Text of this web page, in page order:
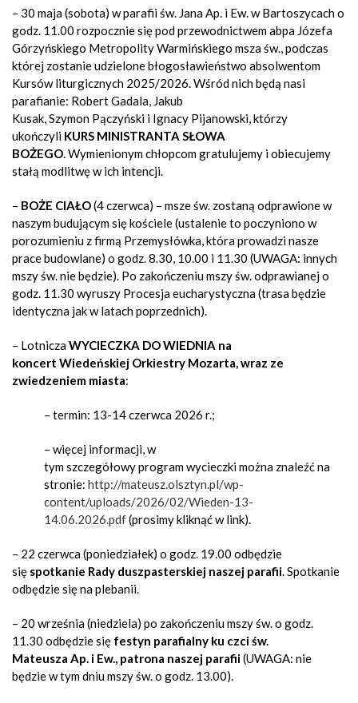
– 30 maja (sobota) w parafii św. Jana Ap. i Ew. w Bartoszycach o
godz. 11.00 rozpocznie się pod przewodnictwem abpa Józefa
Górzyńskiego Metropolity Warmińskiego msza św., podczas
której zostanie udzielone błogosławieństwo absolwentom
Kursów liturgicznych 2025/2026. Wśród nich będą nasi
parafianie: Robert Gadala, Jakub
Kusak, Szymon Pączyński i Ignacy Pijanowski, którzy
ukończyli KURS MINISTRANTA SŁOWA
BOŻEGO. Wymienionym chłopcom gratulujemy i obiecujemy
stałą modlitwę w ich intencji.
– BOŻE CIAŁO(4 czerwca) – msze św. zostaną odprawione w
naszym budującym się kościele(ustalenie to poczyniono w
porozumieniu z firmą Przemysłówka, która prowadzi nasze
prace budowlane) o godz. 8.30, 10.00 i 11.30 (UWAGA: innych
mszy św. nie będzie). Po zakończeniu mszy św. odprawianej o
godz. 11.30 wyruszy Procesja eucharystyczna (trasa będzie
identyczna jak w latach poprzednich).
– LotniczaWYCIECZKA DO WIEDNIA na
koncert Wiedeńskiej Orkiestry Mozarta, wraz ze
zwiedzeniem miasta:
– termin: 13-14 czerwca 2026 r.;
– więcej informacji, w
tym szczegółowy program wycieczki można znaleźć na
stronie: http://mateusz.olsztyn.pl/wp-
content/uploads/2026/02/Wieden-13-
14.06.2026.pdf(prosimy kliknąć w link).
– 22 czerwca (poniedziałek) o godz. 19.00 odbędzie
się spotkanie Rady duszpasterskiej naszej parafii. Spotkanie
odbędzie się na plebanii.
– 20 września (niedziela) po zakończeniu mszy św. o godz.
11.30 odbędzie się festyn parafialny ku czci św.
Mateusza Ap. i Ew., patrona naszej parafii(UWAGA: nie
będzie w tym dniu mszy św. o godz. 13.00).